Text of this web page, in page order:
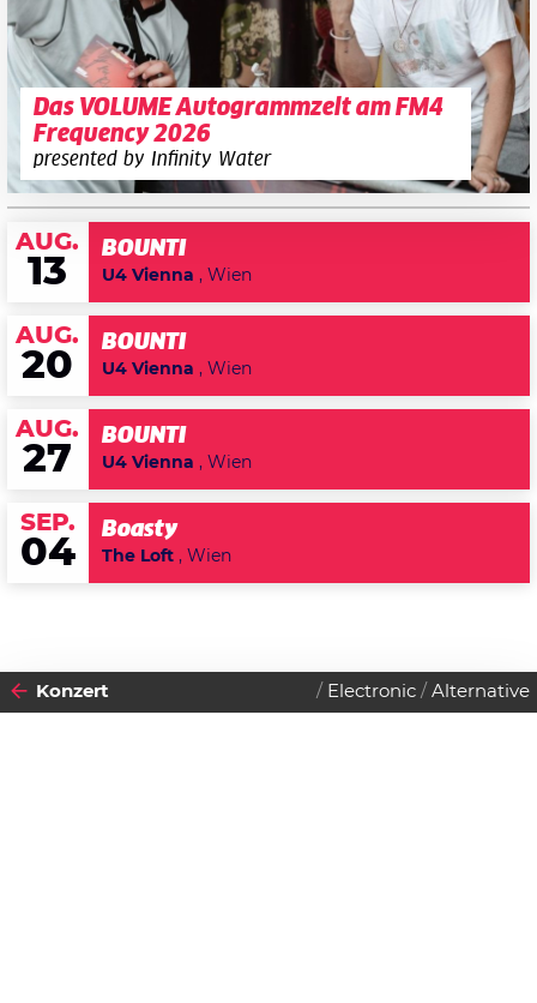
Das VOLUME Autogrammzelt am FM4
Frequency 2026
presented by Infinity Water
AUG.
13
BOUNTI
U4 Vienna , Wien
AUG.
20
BOUNTI
U4 Vienna , Wien
AUG.
27
BOUNTI
U4 Vienna , Wien
SEP.
04
Boasty
The Loft , Wien
Konzert Electronic Alternative